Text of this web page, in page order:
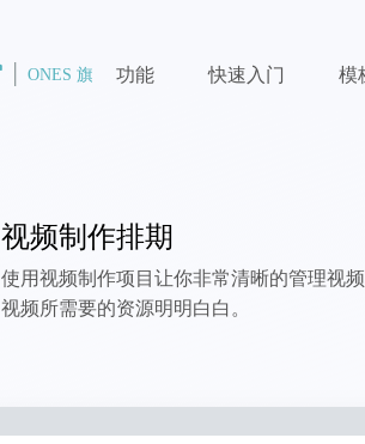
功能 快速入门 模
视频制作排期
使用视频制作项目让你非常清晰的管理视
视频所需要的资源明明白白。